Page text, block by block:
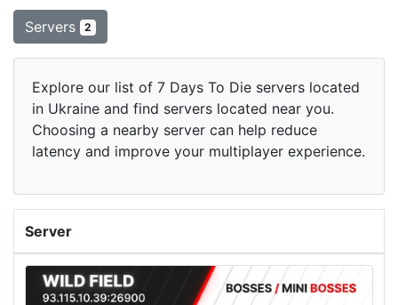
Servers 2
Explore our list of 7 Days To Die servers located
in Ukraine and find servers located near you.
Choosing a nearby server can help reduce
latency and improve your multiplayer experience.
Server